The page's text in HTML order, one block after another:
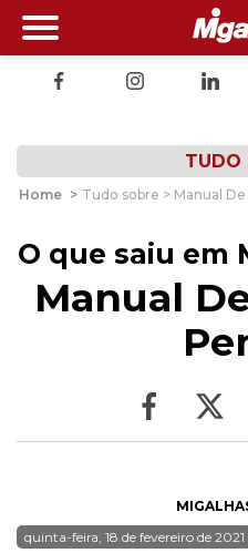
TUDO
Home > Tudo sobre > Manual
O que saiu em
Manual
quinta-feira, 18 de fevereiro de 2021